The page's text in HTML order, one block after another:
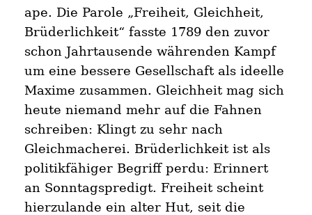
ape. Die Parole „Freiheit, Gleichheit,
Brüderlichkeit“ fasste 1789 den zuvor
schon Jahrtausende währenden Kampf
um eine bessere Gesellschaft als ideelle
Maxime zusammen. Gleichheit mag sich
heute niemand mehr auf die Fahnen
schreiben: Klingt zu sehr nach
Gleichmacherei. Brüderlichkeit ist als
politikfähiger Begriff perdu: Erinnert
an Sonntagspredigt. Freiheit scheint
hierzulande ein alter Hut, seit die